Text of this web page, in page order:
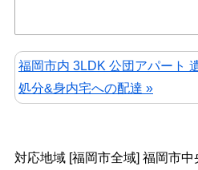
福岡市内 3LDK 公団アパート
処分&身内宅への配達 »
対応地域 [福岡市全域] 福岡市